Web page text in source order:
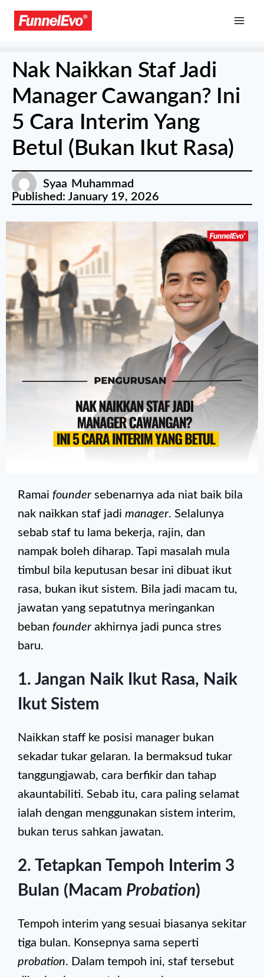
Nak Naikkan Staf Jadi
Manager Cawangan? Ini
5 Cara Interim Yang
Betul (Bukan Ikut Rasa)
Syaa Muhammad
Published: January 19, 2026
Ramai founder sebenarnya ada niat baik bila
nak naikkan staf jadi manager. Selalunya
sebab staf tu lama bekerja, rajin, dan
nampak boleh diharap. Tapi masalah mula
timbul bila keputusan besar ini dibuat ikut
rasa, bukan ikut sistem. Bila jadi macam tu,
jawatan yang sepatutnya meringankan
beban founder akhirnya jadi punca stres
baru.
1. Jangan Naik Ikut Rasa, Naik
Ikut Sistem
Naikkan staff ke posisi manager bukan
sekadar tukar gelaran. Ia bermaksud tukar
tanggungjawab, cara berfikir dan tahap
akauntabiliti. Sebab itu, cara paling selamat
ialah dengan menggunakan sistem interim,
bukan terus sahkan jawatan.
2. Tetapkan Tempoh Interim 3
Bulan (Macam Probation)
Tempoh interim yang sesuai biasanya sekitar
tiga bulan. Konsepnya sama seperti
probation. Dalam tempoh ini, staf tersebut